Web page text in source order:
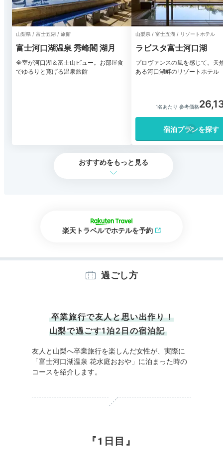
山梨県 / 富士五湖 / 旅館
富士河口湖温泉 秀峰閣 湖月
全室が河口湖＆富士山ビュー。お部屋食
でゆるりと寛げる温泉旅館
山梨県 / 富士五湖 / リゾートホテル
ラビスタ富士河口湖
プロヴァンスの風を感じて。天
ある河口湖畔のリゾートホテル
1名あたり 参考価格
宿泊プランを探す
おすすめをもっと見る
楽天トラベルでホテルを予約
過ごし方
卒業旅行で友人と思い出作り！
山梨で過ごす1泊2日の宿泊記
友人と山梨へ卒業旅行を楽しんだ女性が、実際に
「富士河口湖温泉 花水庭おおや」に泊まった時の
コースを紹介します。
1日目